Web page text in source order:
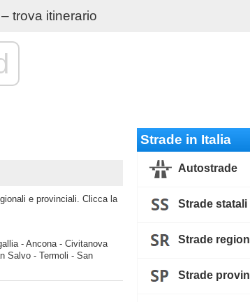
trova itinerario
e provinciali. Clicca la
- Ancona - Civitanova
Salvo - Termoli - San
Strade in Italia
Autostrade
Strade statali
Strade
Strade